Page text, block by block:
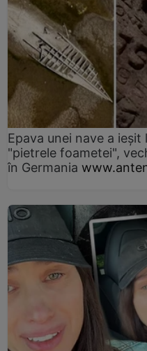
Epava unei nave a
"pietrele foametei",
în Germania